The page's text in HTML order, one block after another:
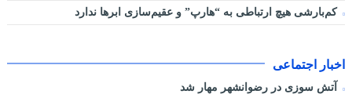
کم‌بارشی هیچ ارتباطی به “هارپ” و عقیم‌سازی ابرها ندارد
اخبار اجتماعی
آتش سوزی در رضوانشهر مهار شد